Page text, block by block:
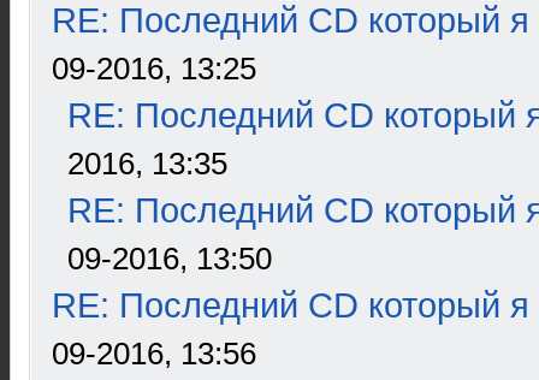
RE: Последний CD который я
09-2016, 13:25
RE: Последний CD который
2016, 13:35
RE: Последний CD который
09-2016, 13:50
RE: Последний CD который я
09-2016, 13:56